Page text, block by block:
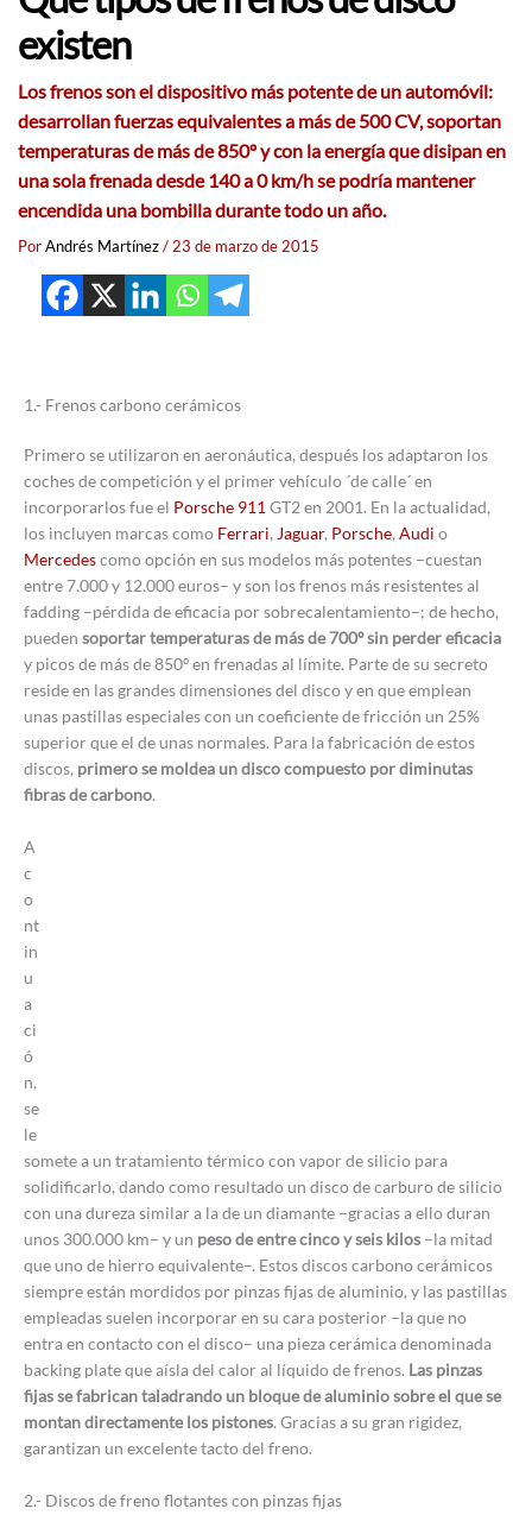
existen
Los frenos son el dispositivo más potente de un automóvil:
desarrollan fuerzas equivalentes a más de 500 CV, soportan
temperaturas de más de 850º y con la energía que disipan en
una sola frenada desde 140 a 0 km/h se podría mantener
encendida una bombilla durante todo un año.
PorAndrés Martínez/ 23 de marzo de 2015
1.- Frenos carbono cerámicos
Primero se utilizaron en aeronáutica, después los adaptaron los
coches de competición y el primer vehículo ´de calle´ en
incorporarlos fue el Porsche 911GT2 en 2001. En la actualidad,
los incluyen marcas como Ferrari,Jaguar, Porsche,Audi o
Mercedescomo opción en sus modelos más potentes –cuestan
entre 7.000 y 12.000 euros– y son los frenos más resistentes al
fadding –pérdida de eficacia por sobrecalentamiento–; de hecho,
pueden soportar temperaturas de más de 700º sin perder eficacia
y picos de más de 850º en frenadas al límite. Parte de su secreto
reside en las grandes dimensiones del disco y en que emplean
unas pastillas especiales con un coeficiente de fricción un 25%
superior que el de unas normales. Para la fabricación de estos
discos, primero se moldea un disco compuesto por diminutas
fibras de carbono.
A
c
o
nt
in
u
a
ci
ó
n,
se
le
somete a un tratamiento térmico con vapor de silicio para
solidificarlo, dando como resultado un disco de carburo de silicio
con una dureza similar a la de un diamante –gracias a ello duran
unos 300.000 km– y un peso de entre cinco y seis kilos –la mitad
que uno de hierro equivalente–. Estos discos carbono cerámicos
siempre están mordidos por pinzas fijas de aluminio, y las pastillas
empleadas suelen incorporar en su cara posterior –la que no
entra en contacto con el disco– una pieza cerámica denominada
backing plate que aísla del calor al líquido de frenos. Las pinzas
fijas se fabrican taladrando un bloque de aluminio sobre el que se
montan directamente los pistones. Gracias a su gran rigidez,
garantizan un excelente tacto del freno.
2.- Discos de freno flotantes con pinzas fijas